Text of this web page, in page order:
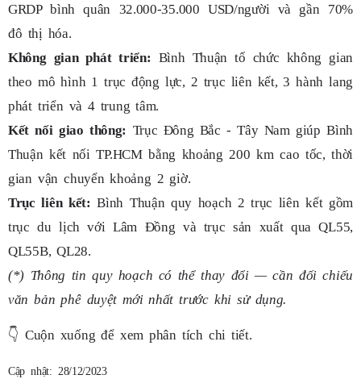
GRDP bình quân 32.000-35.000 USD/người và gần 70%
đô thị hóa.
Không gian phát triển: Bình Thuận tổ chức không gian
theo mô hình 1 trục động lực, 2 trục liên kết, 3 hành lang
phát triển và 4 trung tâm.
Kết nối giao thông: Trục Đông Bắc - Tây Nam giúp Bình
Thuận kết nối TP.HCM bằng khoảng 200 km cao tốc, thời
gian vận chuyển khoảng 2 giờ.
Trục liên kết: Bình Thuận quy hoạch 2 trục liên kết gồm
trục du lịch với Lâm Đồng và trục sản xuất qua QL55,
QL55B, QL28.
(*) Thông tin quy hoạch có thể thay đổi — cần đối chiếu
văn bản phê duyệt mới nhất trước khi sử dụng.
👇 Cuộn xuống để xem phân tích chi tiết.
Cập nhật: 28/12/2023